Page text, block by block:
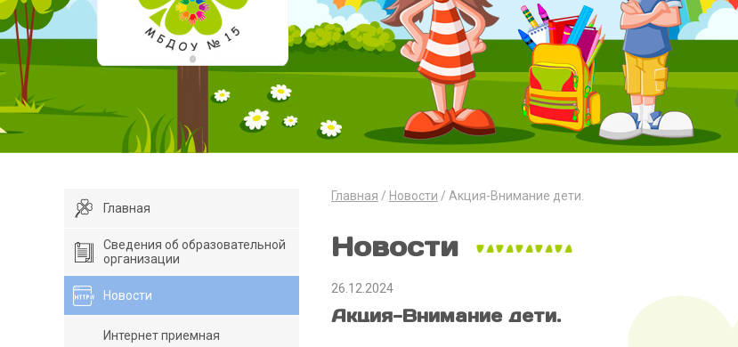
Главная
Сведения об образовательной
организации
Новости
Интернет приемная
Главная Новости Акция-Внимание дети.
Новости
26.12.2024
Акция-Внимание дети.